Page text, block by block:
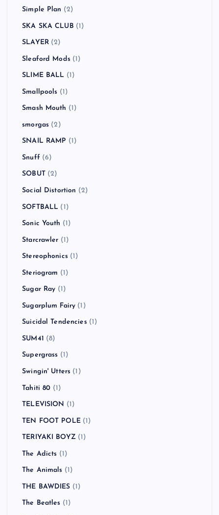
Simple Plan (2)
SKA SKA CLUB (1)
SLAYER(2)
Sleaford Mods(1)
SLIME BALL (1)
Smallpools (1)
Smash Mouth (1)
smorgas (2)
SNAIL RAMP (1)
Snuff (6)
SOBUT(2)
Social Distortion (2)
SOFTBALL (1)
Sonic Youth (1)
Starcrawler (1)
Stereophonics(1)
Steriogram (1)
Sugar Ray (1)
Sugarplum Fairy (1)
Suicidal Tendencies(1)
SUM41 (8)
Supergrass (1)
Swingin' Utters (1)
Tahiti 80 (1)
TELEVISION (1)
TEN FOOT POLE(1)
TERIYAKI BOYZ(1)
The Adicts (1)
The Animals (1)
THE BAWDIES (1)
The Beatles (1)